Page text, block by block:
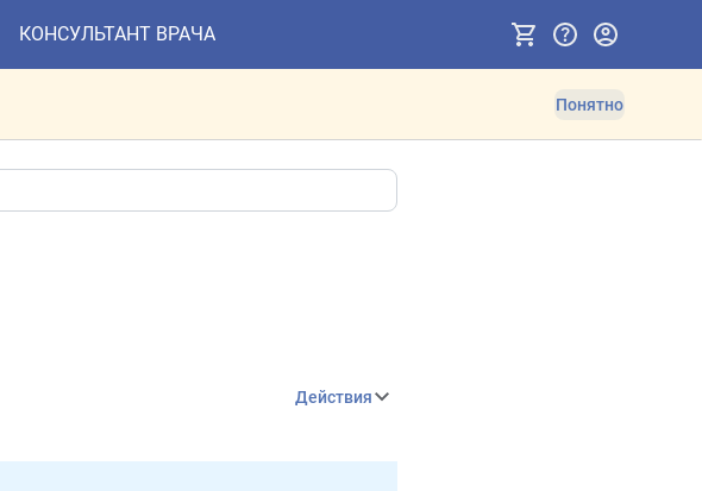
КОНСУЛЬТАНТ ВРАЧА
Понятно
Действия